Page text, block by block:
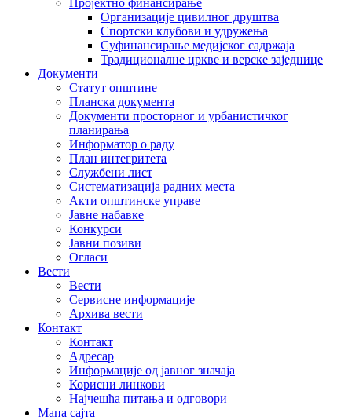
Пројектно финансирање
Организације цивилног друштва
Спортски клубови и удружења
Суфинансирање медијског садржаја
Традиционалне цркве и верске заједнице
Документи
Статут општине
Планска документа
Документи просторног и урбанистичког
планирања
Информатор о раду
План интегритета
Службени лист
Систематизација радних места
Акти општинске управе
Јавне набавке
Конкурси
Јавни позиви
Огласи
Вести
Вести
Сервисне информације
Архива вести
Контакт
Контакт
Адресар
Информације од јавног значаја
Корисни линкови
Најчешћа питања и одговори
Мапа сајта